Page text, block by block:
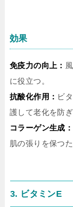
効果
免疫力の向上：
に役立つ。
抗酸化作用： ビ
護して老化を防ぎ
コラーゲン生成：
肌の張りを保つ
3. ビタミンE